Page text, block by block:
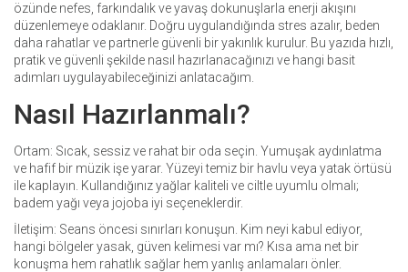
k
a
özünde nefes, farkındalık ve yavaş dokunuşlarla enerji akışını
düzenlemeye odaklanır. Doğru uygulandığında stres azalır, beden
daha rahatlar ve partnerle güvenli bir yakınlık kurulur. Bu yazıda hızlı,
pratik ve güvenli şekilde nasıl hazırlanacağınızı ve hangi basit
adımları uygulayabileceğinizi anlatacağım.
Nasıl Hazırlanmalı?
Ortam: Sıcak, sessiz ve rahat bir oda seçin. Yumuşak aydınlatma
ve hafif bir müzik işe yarar. Yüzeyi temiz bir havlu veya yatak örtüsü
ile kaplayın. Kullandığınız yağlar kaliteli ve ciltle uyumlu olmalı;
badem yağı veya jojoba iyi seçeneklerdir.
İletişim: Seans öncesi sınırları konuşun. Kim neyi kabul ediyor,
hangi bölgeler yasak, güven kelimesi var mı? Kısa ama net bir
konuşma hem rahatlık sağlar hem yanlış anlamaları önler.